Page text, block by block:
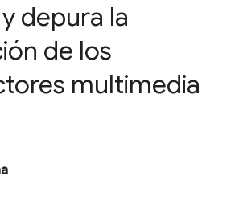
depura la
de los
multimedia